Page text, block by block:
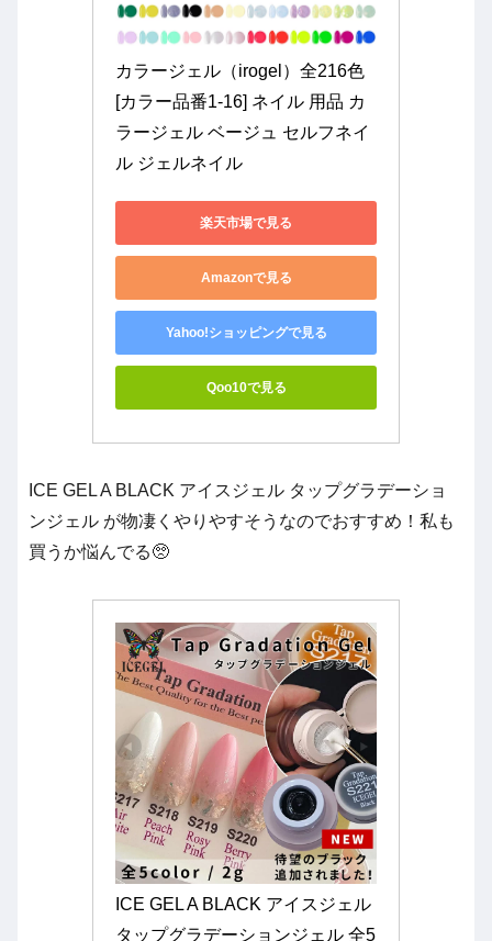
カラージェル（irogel）全216色
[カラー品番1-16] ネイル 用品 カ
ラージェル ベージュ セルフネイ
ル ジェルネイル
楽天市場で見る
Amazonで見る
Yahoo!ショッピングで見る
Qoo10で見る
ICE GEL A BLACK アイスジェル タップグラデーショ
ンジェル が物凄くやりやすそうなのでおすすめ！私も
買うか悩んでる🥺
ICE GEL A BLACK アイスジェル
タップグラデーションジェル 全5